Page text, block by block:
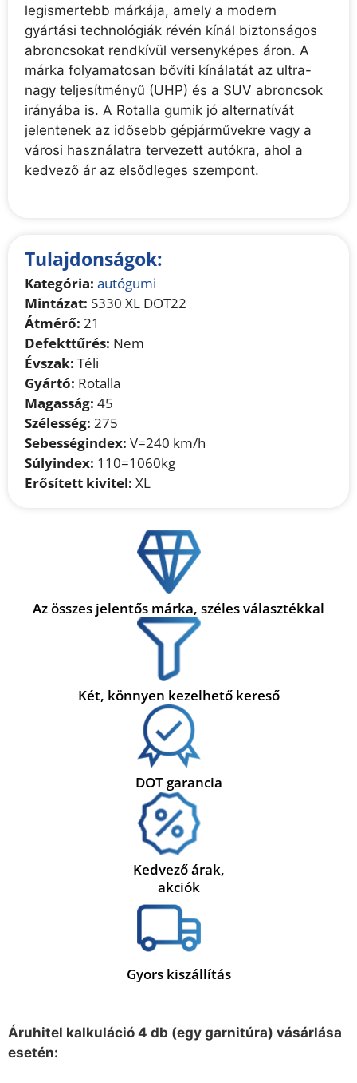
v
e
:
legismertebb márkája, amely a modern
gyártási technológiák révén kínál biztonságos
abroncsokat rendkívül versenyképes áron. A
márka folyamatosan bővíti kínálatát az ultra-
nagy teljesítményű (UHP) és a SUV abroncsok
irányába is. A Rotalla gumik jó alternatívát
jelentenek az idősebb gépjárművekre vagy a
városi használatra tervezett autókra, ahol a
kedvező ár az elsődleges szempont.
Tulajdonságok:
Kategória: autógumi
Mintázat: S330 XL DOT22
Átmérő: 21
Defekttűrés: Nem
Évszak: Téli
Gyártó: Rotalla
Magasság: 45
Szélesség: 275
Sebességindex: V=240 km/h
Súlyindex: 110=1060kg
Erősített kivitel: XL
Az összes jelentős márka, széles választékkal
Két, könnyen kezelhető kereső
DOT garancia
Kedvező árak,
akciók
Gyors kiszállítás
Áruhitel kalkuláció 4 db (egy garnitúra) vásárlása
esetén: